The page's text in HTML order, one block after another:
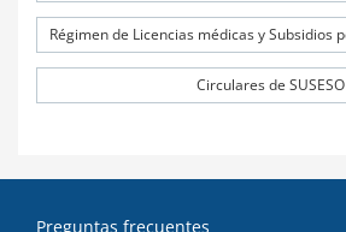
Circulares de SUSESO
Preguntas frecuentes